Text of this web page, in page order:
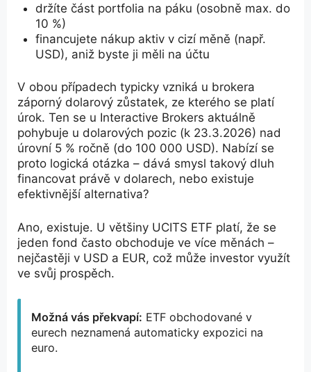
držíte část portfolia na páku (osobně max. do
10 %)
financujete nákup aktiv v cizí měně (např.
USD), aniž byste ji měli na účtu
V obou případech typicky vzniká u brokera
záporný dolarový zůstatek, ze kterého se platí
úrok. Ten se u Interactive Brokers aktuálně
pohybuje u dolarových pozic (k 23.3.2026) nad
úrovní 5 % ročně (do 100 000 USD). Nabízí se
proto logická otázka – dává smysl takový dluh
financovat právě v dolarech, nebo existuje
efektivnější alternativa?
Ano, existuje. U většiny UCITS ETF platí, že se
jeden fond často obchoduje ve více měnách –
nejčastěji v USD a EUR, což může investor využít
ve svůj prospěch.
Možná vás překvapí: ETF obchodované v
eurech neznamená automaticky expozici na
euro.